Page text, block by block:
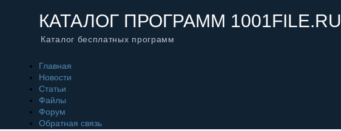
КАТАЛОГ ПРОГРАММ 1001FILE.RU
Каталог бесплатных программ
Главная
Новости
Статьи
Файлы
Форум
Обратная связь